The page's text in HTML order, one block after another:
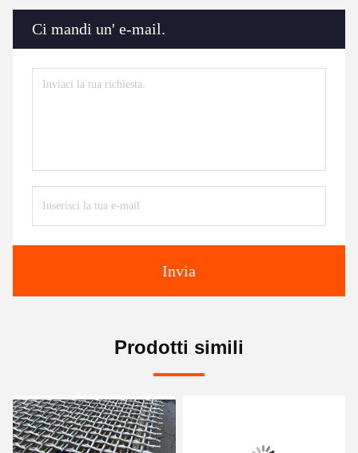
Ci mandi un' e-mail.
Invia
Prodotti simili